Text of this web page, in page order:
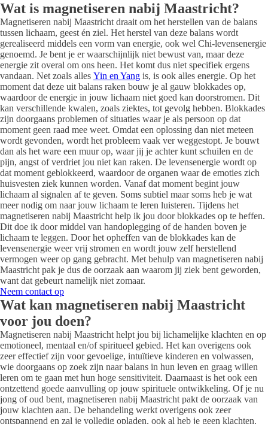
Wat is magnetiseren nabij Maastricht?
Magnetiseren nabij Maastricht draait om het herstellen van de balans
tussen lichaam, geest én ziel. Het herstel van deze balans wordt
gerealiseerd middels een vorm van energie, ook wel Chi-levensenergie
genoemd. Je bent je er waarschijnlijk niet bewust van, maar deze
energie zit overal om ons heen. Het komt dus niet specifiek ergens
vandaan. Net zoals alles Yin en Yang is, is ook alles energie. Op het
moment dat deze uit balans raken bouw je al gauw blokkades op,
waardoor de energie in jouw lichaam niet goed kan doorstromen. Dit
kan verschillende kwalen, zoals ziektes, tot gevolg hebben. Blokkades
zijn doorgaans problemen of situaties waar je als persoon op dat
moment geen raad mee weet. Omdat een oplossing dan niet meteen
wordt gevonden, wordt het probleem vaak ver weggestopt. Je bouwt
dan als het ware een muur op, waar jij je achter kunt schuilen en de
pijn, angst of verdriet jou niet kan raken. De levensenergie wordt op
dat moment geblokkeerd, waardoor de organen waar de emoties zich
huisvesten ziek kunnen worden. Vanaf dat moment begint jouw
lichaam al signalen af te geven. Soms subtiel maar soms heb je wat
meer nodig om naar jouw lichaam te leren luisteren. Tijdens het
magnetiseren nabij Maastricht help ik jou door blokkades op te heffen.
Dit doe ik door middel van handoplegging of de handen boven je
lichaam te leggen. Door het opheffen van de blokkades kan de
levensenergie weer vrij stromen en wordt jouw zelf herstellend
vermogen weer op gang gebracht. Met behulp van magnetiseren nabij
Maastricht pak je dus de oorzaak aan waarom jij ziek bent geworden,
want dat gebeurt namelijk niet zomaar.
Neem contact op
Wat kan magnetiseren nabij Maastricht
voor jou doen?
Magnetiseren nabij Maastricht helpt jou bij lichamelijke klachten en op
emotioneel, mentaal en/of spiritueel gebied. Het kan overigens ook
zeer effectief zijn voor gevoelige, intuïtieve kinderen en volwassen,
wie doorgaans op zoek zijn naar balans in hun leven en graag willen
leren om te gaan met hun hoge sensitiviteit. Daarnaast is het ook een
ontzettend goede aanvulling op jouw spirituele ontwikkeling. Of je nu
jong of oud bent, magnetiseren nabij Maastricht pakt de oorzaak van
jouw klachten aan. De behandeling werkt overigens ook zeer
ontspannend en zal je volledig opladen, ook al heb je geen klachten.